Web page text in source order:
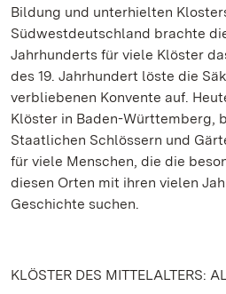
Bildung und unterhielten
Südwestdeutschland brachte
Jahrhunderts für viele Klöster
des 19. Jahrhundert löste die
verbliebenen Konvente auf.
Klöster in Baden-Württemberg,
Staatlichen Schlössern und
für viele Menschen, die die
diesen Orten mit ihren vielen
Geschichte suchen.
KLÖSTER DES MITTELALTERS: